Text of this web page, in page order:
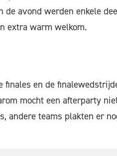
de avond werden enkele
extra warm welkom.
finales en de
mocht een afterparty
andere teams plakten er